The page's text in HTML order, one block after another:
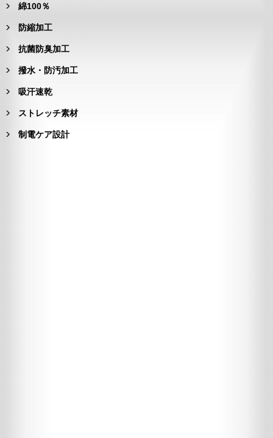
綿100％
防縮加工
抗菌防臭加工
撥水・防汚加工
吸汗速乾
ストレッチ素材
制電ケア設計